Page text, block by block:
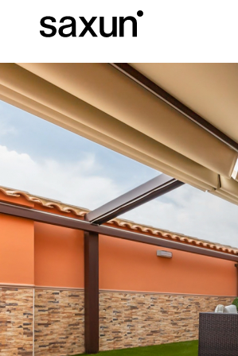
Persianas Enroláveis e Caixas
Hotéis, restaurantes e cafés
Baixar
Sobre nós